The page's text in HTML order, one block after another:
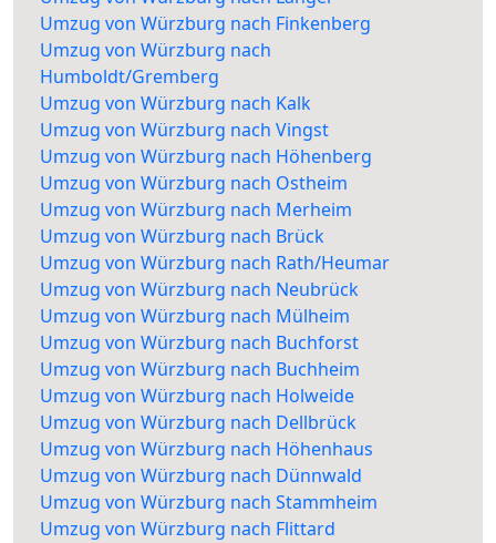
Umzug von Würzburg nach Finkenberg
Umzug von Würzburg nach
Humboldt/Gremberg
Umzug von Würzburg nach Kalk
Umzug von Würzburg nach Vingst
Umzug von Würzburg nach Höhenberg
Umzug von Würzburg nach Ostheim
Umzug von Würzburg nach Merheim
Umzug von Würzburg nach Brück
Umzug von Würzburg nach Rath/Heumar
Umzug von Würzburg nach Neubrück
Umzug von Würzburg nach Mülheim
Umzug von Würzburg nach Buchforst
Umzug von Würzburg nach Buchheim
Umzug von Würzburg nach Holweide
Umzug von Würzburg nach Dellbrück
Umzug von Würzburg nach Höhenhaus
Umzug von Würzburg nach Dünnwald
Umzug von Würzburg nach Stammheim
Umzug von Würzburg nach Flittard